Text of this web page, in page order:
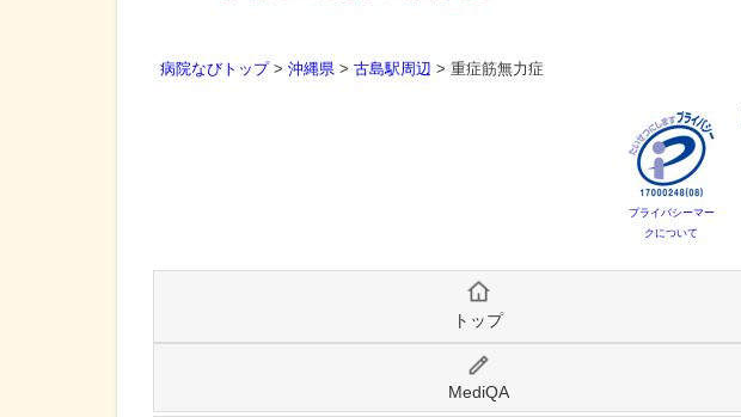
病院なびトップ> 沖縄県 > 古島駅周辺 > 重症筋無力症
プライバシーマー
クについて
トップ
MediQA